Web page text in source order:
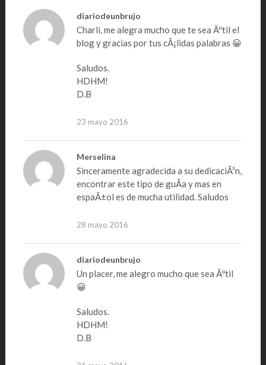
diariodeunbrujo
Charli, me alegra mucho que te sea Ãºtil el
blog y gracias por tus cÃ¡lidas palabras 😀
Saludos.
HDHM!
D.B
23 mayo 2016
Merselina
Sinceramente agradecida a su dedicaciÃ³n,
encontrar este tipo de guÃ­a y mas en
espaÃ±ol es de mucha utilidad. Saludos
28 mayo 2016
diariodeunbrujo
Un placer, me alegro mucho que sea Ãºtil
😀
Saludos.
HDHM!
D.B